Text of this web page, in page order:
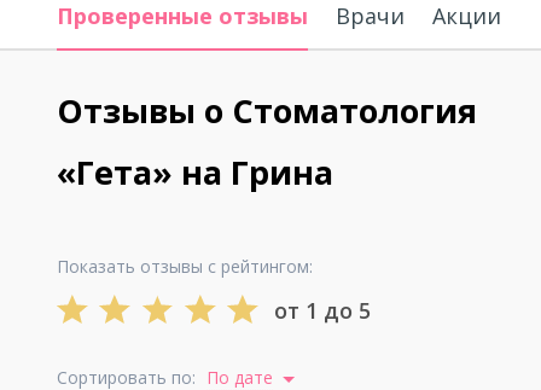
Проверенные отзывы Врачи Акции
Отзывы о Стоматология
«Гета» на Грина
Показать отзывы с рейтингом:
от 1 до 5
Сортировать по: По дате